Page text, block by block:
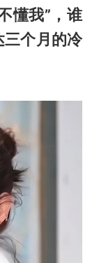
懂我”，谁
个月的冷